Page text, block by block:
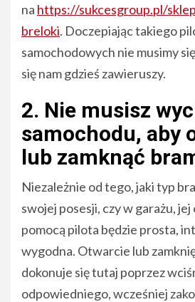
na https://sukcesgroup.pl/
breloki. Doczepiając takiego
samochodowych nie musimy
się nam gdzieś zawieruszy.
2. Nie musisz
samochodu, aby
lub zamknąć
Niezależnie od tego, jaki typ
swojej posesji, czy w garażu, jej
pomocą pilota będzie prosta,
wygodna. Otwarcie lub
dokonuje się tutaj poprzez
odpowiedniego, wcześniej